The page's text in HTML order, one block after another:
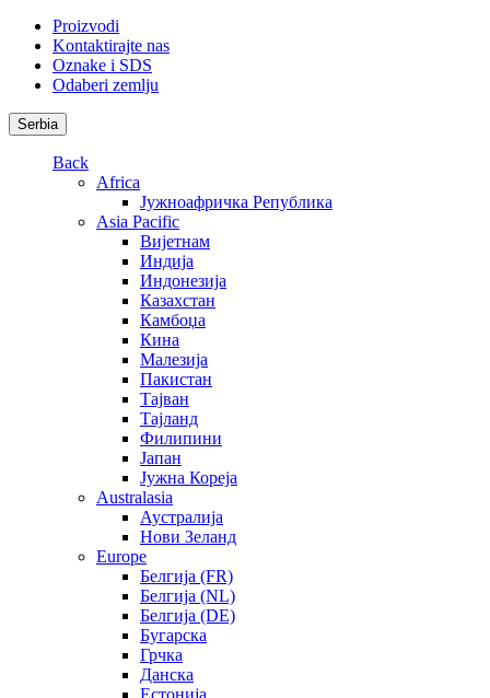
Proizvodi
Kontaktirajte nas
Oznake i SDS
Odaberi zemlju
Serbia
Back
Africa
Јужноафричка Република
Asia Pacific
Вијетнам
Индија
Индонезија
Казахстан
Камбоџа
Кина
Малезија
Пакистан
Тајван
Тајланд
Филипини
Јапан
Јужна Кореја
Australasia
Аустралија
Нови Зеланд
Europe
Белгија (FR)
Белгија (NL)
Белгија (DE)
Бугарска
Грчка
Данска